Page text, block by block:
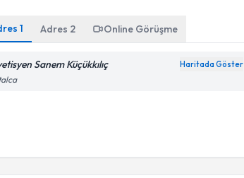
1 Adres 2 Online Görüşme
Sanem Küçükkılıç Haritada Göster